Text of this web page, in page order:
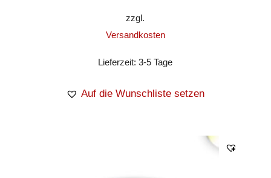
zzgl.
Versandkosten
Lieferzeit:3-5 Tage
Auf die Wunschliste setzen